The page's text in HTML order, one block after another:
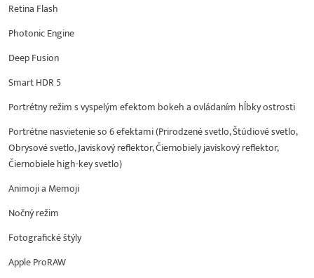
Retina Flash
Photonic Engine
Deep Fusion
Smart HDR 5
Portrétny režim s vyspelým efektom bokeh a ovládaním hĺbky ostrosti
Portrétne nasvietenie so 6 efektami (Prirodzené svetlo, Štúdiové svetlo,
Obrysové svetlo, Javiskový reflektor, Čiernobiely javiskový reflektor,
Čiernobiele high-key svetlo)
Animoji a Memoji
Nočný režim
Fotografické štýly
Apple ProRAW